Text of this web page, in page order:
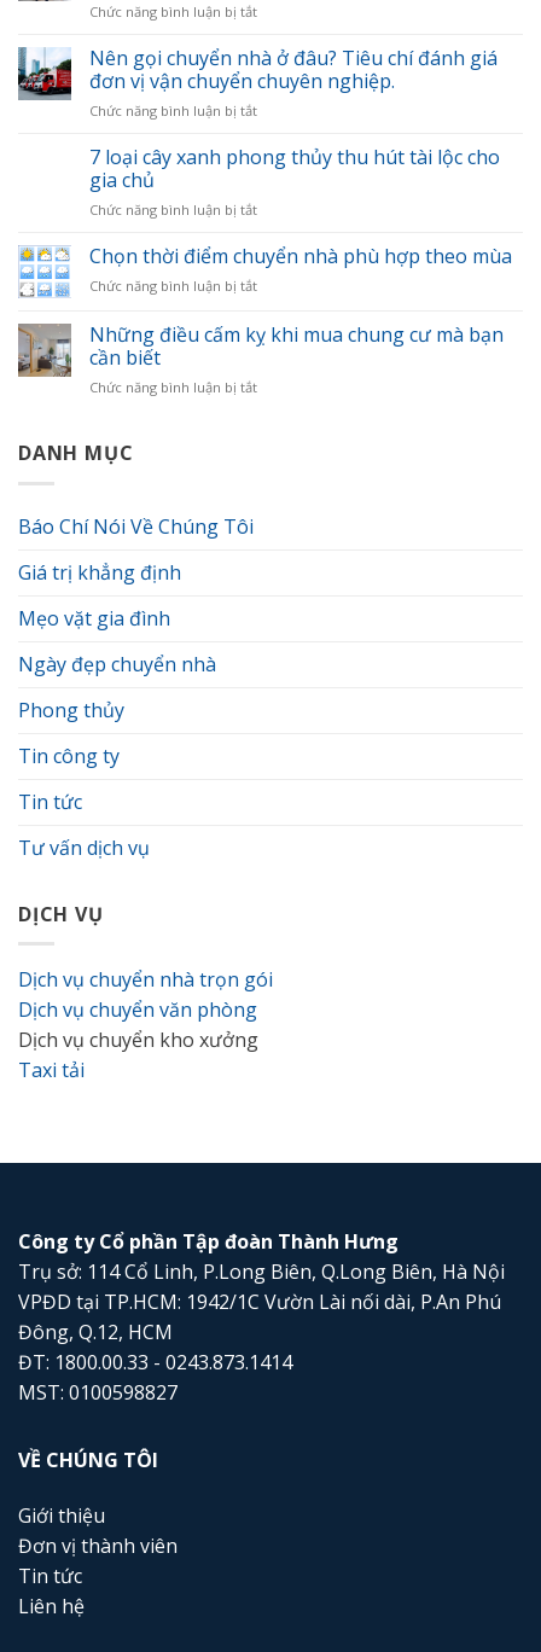
Chức năng bình luận bị tắtở
hợp
kinh
nghiệm
chuyển
nhanh
gọn
khoa
Nên gọi chuyển nhà ở đâu? Tiêu chí đánh giá
đơn vị vận chuyển chuyên nghiệp.
Chức năng bình luận bị tắtở
gọi
chuyển
ở
Tiêu
chí
đánh
đơn
chuyển
7 loại cây xanh phong thủy thu hút tài lộc cho
gia chủ
Chức năng bình luận bị tắtở
loại
cây
xanh
thủy
thu
tài
Chọn thời điểm chuyển nhà phù hợp theo mùa
Chức năng bình luận bị tắtở
thời
điểm
nhà
Những điều cấm kỵ khi mua chung cư mà bạn
cần biết
Chức năng bình luận bị tắtở
DANH MỤC
Báo Chí Nói Về Chúng Tôi
Giá trị khẳng định
Mẹo vặt gia đình
Ngày đẹp chuyển nhà
Phong thủy
Tin công ty
Tin tức
Tư vấn dịch vụ
DỊCH VỤ
Dịch vụ chuyển nhà trọn gói
Dịch vụ chuyển văn phòng
Dịch vụ chuyển kho xưởng
Taxi tải
Công ty Cổ phần Tập đoàn Thành Hưng
Trụ sở: 114 Cổ Linh, P.Long Biên, Q.Long Biên, Hà Nội
VPĐD tại TP.HCM: 1942/1C Vườn Lài nối dài, P.An Phú
Đông, Q.12, HCM
ĐT: 1800.00.33 - 0243.873.1414
MST: 0100598827
VỀ CHÚNG TÔI
Giới thiệu
Đơn vị thành viên
Tin tức
Liên hệ